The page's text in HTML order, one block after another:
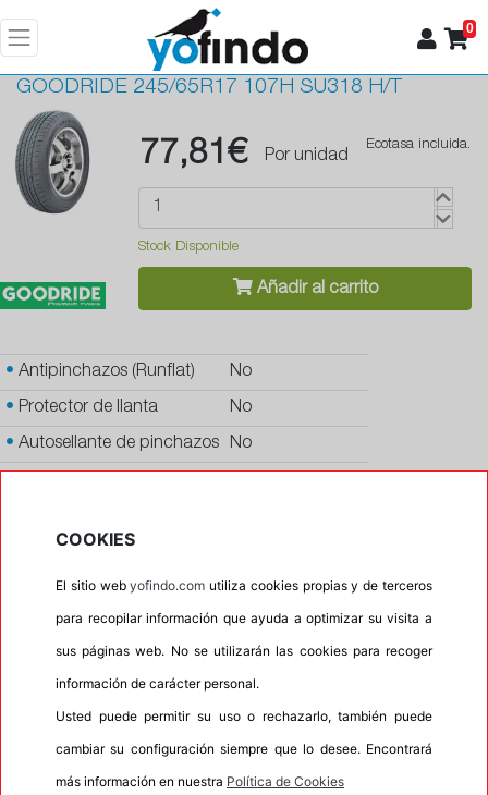
0
GOODRIDE 245/65R17 107H SU318 H/T
77,81€ Por unidad
Ecotasa incluida.
Stock Disponible
Añadir al carrito
• Antipinchazos (Runflat) No
• Protector de llanta No
• Autosellante de pinchazos No
Banda blanca No
No
Calidad BUDGET
COOKIES
El sitio webyofindo.com utiliza cookies propias y de terceros
para recopilar información que ayuda a optimizar su visita a
sus páginas web. No se utilizarán las cookies para recoger
información de carácter personal.
Usted puede permitir su uso o rechazarlo, también puede
cambiar su configuración siempre que lo desee. Encontrará
más información en nuestra Política de Cookies